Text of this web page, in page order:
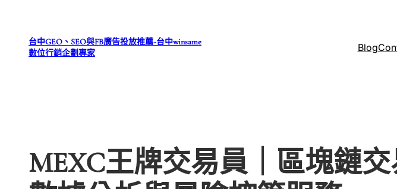
台中GEO、SEO與FB廣告投放推薦-台中winsame
數位行銷企劃專家
Blog
MEXC王牌交易員｜區塊鏈